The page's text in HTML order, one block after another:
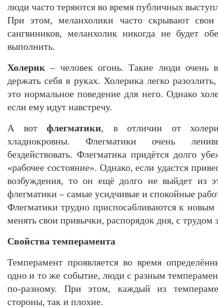
люди часто теряются во время публичных
При этом, меланхолики часто скрывают
сангвиников, меланхолик никогда не будет
выполнить.
Холерик – человек огонь. Такие люди очень
держать себя в руках. Холерика легко
это нормальное поведение для него. Однако
если ему идут навстречу.
А вотфлегматики, в отличии от
хладнокровны. Флегматики очень
бездействовать. Флегматика придётся долго
«рабочее состояние». Однако, если удастся
возбуждения, то он ещё долго не выйдет из
флегматики – самые усидчивые и спокойные
Флегматики трудно приспосабливаются к
менять свои привычки, распорядок дня, с трудом
Свойства темперамента
Темперамент проявляется во время
одно и то же событие, люди с разным
по-разному. При этом, каждый из
стороны, так и плохие.